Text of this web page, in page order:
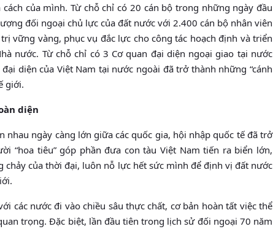
của mình. Từ chỗ chỉ có 20 cán bộ trong những ngày đầu
đối ngoại chủ lực của đất nước với 2.400 cán bộ nhân viên
vững vàng, phục vụ đắc lực cho công tác hoạch định và triển
nước. Từ chỗ chỉ có 3 Cơ quan đại diện ngoại giao tại nước
diện của Việt Nam tại nước ngoài đã trở thành những “cánh
giới.
diện
ngày càng lớn giữa các quốc gia, hội nhập quốc tế đã trở
“hoa tiêu” góp phần đưa con tàu Việt Nam tiến ra biển lớn,
chảy của thời đại, luôn nỗ lực hết sức mình để định vị đất nước
các nước đi vào chiều sâu thực chất, cơ bản hoàn tất việc thể
trọng. Đặc biệt, lần đầu tiên trong lịch sử đối ngoại 70 năm